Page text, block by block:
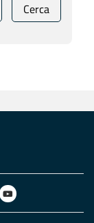
Cerca